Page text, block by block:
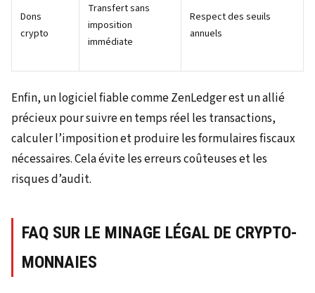
Dons
crypto
Transfert sans
imposition
immédiate
Respect des seuils
annuels
Enfin, un logiciel fiable comme ZenLedger est un allié
précieux pour suivre en temps réel les transactions,
calculer l’imposition et produire les formulaires fiscaux
nécessaires. Cela évite les erreurs coûteuses et les
risques d’audit.
FAQ SUR LE MINAGE LÉGAL DE CRYPTO-
MONNAIES